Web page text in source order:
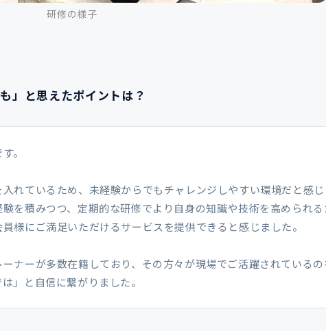
研修の様子
」と思えたポイントは？
。
入れているため、未経験からでもチャレンジしやすい環境だと感
を積みつつ、定期的な研修でより自身の知識や技術を高められ
様にご満足いただけるサービスを提供できると感じました。
ナーが多数在籍しており、その方々が現場でご活躍されている
」と自信に繋がりました。